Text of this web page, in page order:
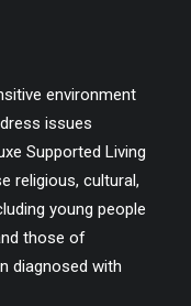
environment
issues
Supported Living
religious, cultural,
young people
those of
diagnosed with